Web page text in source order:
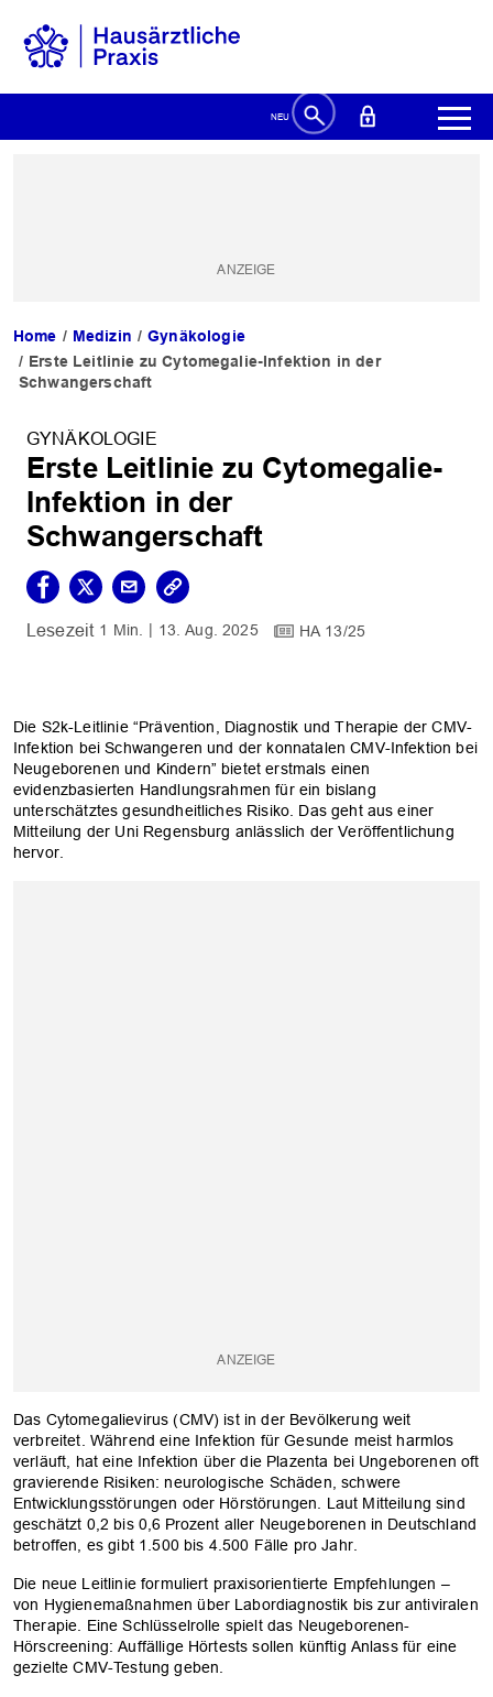
Home Medizin
Gynäkologie
Erste Leitlinie zu Cytomegalie-Infektion in der
Schwangerschaft
GYNÄKOLOGIE
Erste Leitlinie zu Cytomegalie-
Infektion in der
Schwangerschaft
1 Min. 13. Aug. 2025 HA 13/25
Die S2k-Leitlinie “Prävention, Diagnostik und Therapie der CMV-
Infektion bei Schwangeren und der konnatalen CMV-Infektion bei
Neugeborenen und Kindern” bietet erstmals einen
evidenzbasierten Handlungsrahmen für ein bislang
unterschätztes gesundheitliches Risiko. Das geht aus einer
Mitteilung der Uni Regensburg anlässlich der Veröffentlichung
hervor.
Das Cytomegalievirus (CMV) ist in der Bevölkerung weit
verbreitet. Während eine Infektion für Gesunde meist harmlos
verläuft, hat eine Infektion über die Plazenta bei Ungeborenen oft
gravierende Risiken: neurologische Schäden, schwere
Entwicklungsstörungen oder Hörstörungen. Laut Mitteilung sind
geschätzt 0,2 bis 0,6 Prozent aller Neugeborenen in Deutschland
betroffen, es gibt 1.500 bis 4.500 Fälle pro Jahr.
Die neue Leitlinie formuliert praxisorientierte Empfehlungen –
von Hygienemaßnahmen über Labordiagnostik bis zur antiviralen
Therapie. Eine Schlüsselrolle spielt das Neugeborenen-
Hörscreening: Auffällige Hörtests sollen künftig Anlass für eine
gezielte CMV-Testung geben.